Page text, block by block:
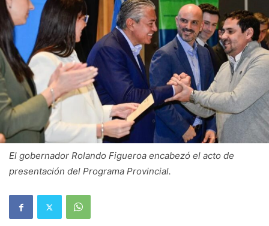
El gobernador Rolando Figueroa encabezó el acto de
presentación del Programa Provincial.